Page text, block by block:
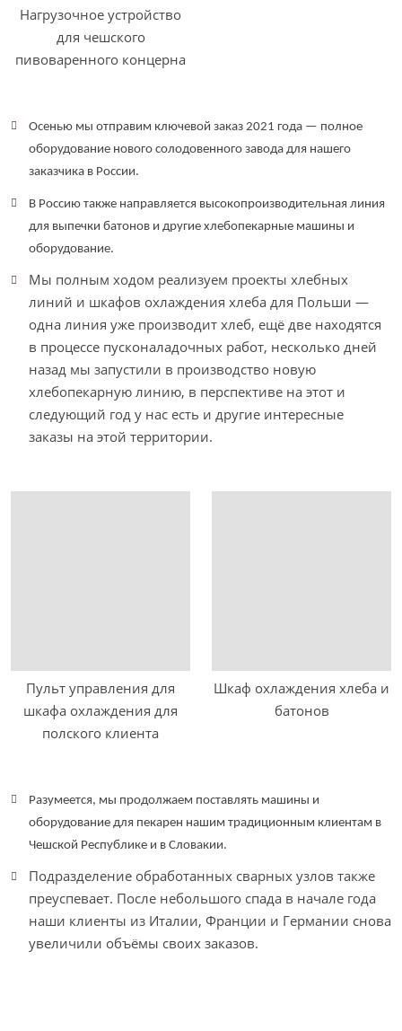
Нагрузочное устройство
для чешского
пивоваренного концерна
Осенью мы отправим ключевой заказ 2021 года — полное
оборудование нового солодовенного завода для нашего
заказчика в России.
В Россию также направляется высокопроизводительная линия
для выпечки батонов и другие хлебопекарные машины и
оборудование.
Мы полным ходом реализуем проекты хлебных
линий и шкафов охлаждения хлеба для Польши —
одна линия уже производит хлеб, ещё две находятся
в процессе пусконаладочных работ, несколько дней
назад мы запустили в производство новую
хлебопекарную линию, в перспективе на этот и
следующий год у нас есть и другие интересные
заказы на этой территории.
Пульт управления для
шкафа охлаждения для
полского клиента
Шкаф охлаждения хлеба и
батонов
Разумеется, мы продолжаем поставлять машины и
оборудование для пекарен нашим традиционным клиентам в
Чешской Республике и в Словакии.
Подразделение обработанных сварных узлов также
преуспевает. После небольшого спада в начале года
наши клиенты из Италии, Франции и Германии снова
увеличили объёмы своих заказов.